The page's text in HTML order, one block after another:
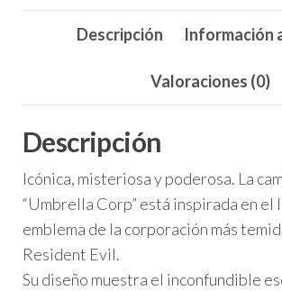
Descripción Información
Valoraciones (0)
Descripción
Icónica, misteriosa y poderosa. La
“Umbrella Corp” está inspirada en el
emblema de la corporación más
Resident Evil.
Su diseño muestra el inconfundible